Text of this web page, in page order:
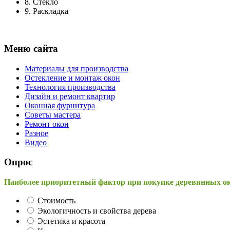
8. Стекло
9. Раскладка
Меню сайта
Материалы для производства
Остекление и монтаж окон
Технология производства
Дизайн и ремонт квартир
Оконная фурнитура
Советы мастера
Ремонт окон
Разное
Видео
Опрос
Наиболее приоритетный фактор при покупке деревянных
Стоимость
Экологичность и свойства дерева
Эстетика и красота